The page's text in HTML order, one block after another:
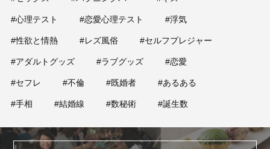
#心理テスト #恋愛心理テスト #浮気
#性欲と情熱 #レズ風俗 #セルフプレジャー
#アダルトグッズ #ラブグッズ #恋愛
#セフレ #不倫 #既婚者 #あるある
#手相 #結婚線 #数秘術 #誕生数